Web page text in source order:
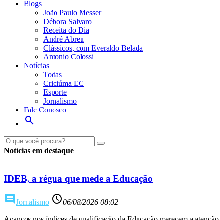
Blogs
João Paulo Messer
Débora Salvaro
Receita do Dia
André Abreu
Clássicos, com Everaldo Belada
Antonio Colossi
Notícias
Todas
Criciúma EC
Esporte
Jornalismo
Fale Conosco
search
Notícias em destaque
IDEB, a régua que mede a Educação
comment Jornalismo access_time06/08/2026 08:02